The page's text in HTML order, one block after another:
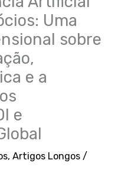
Uma
sobre
e a
e
,Artigos Longos /